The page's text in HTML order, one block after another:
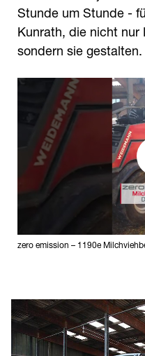
Stunde um Stunde -
Kunrath, die nicht
sondern sie gestalten.
zero emission – 1190e